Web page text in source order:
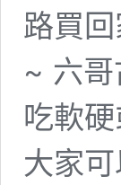
路買
~ 六
吃軟
大家